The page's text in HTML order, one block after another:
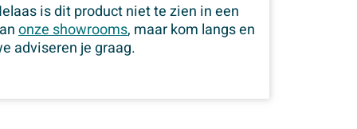
is dit product niet te zien in een
onze showrooms, maar kom langs en
adviseren je graag.